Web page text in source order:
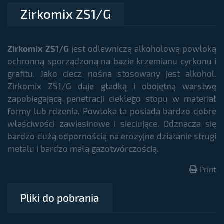
Zirkomix ZS1/G
Zirkomix ZS1/G jest odlewniczą alkoholową powłoką
ochronną sporządzoną na bazie krzemianu cyrkonu i
grafitu. Jako ciecz nośna stosowany jest alkohol.
Zirkomix ZS1/G daje gładką i obojętną warstwę
zapobiegającą penetracji ciekłego stopu w materiał
formy lub rdzenia. Powłoka ta posiada bardzo dobre
właściwości zawiesinowe i sieciujące. Odznacza się
bardzo dużą odpornością na erozyjne działanie strugi
metalu i bardzo małą gazotwórczością.
Print
Pliki do pobrania